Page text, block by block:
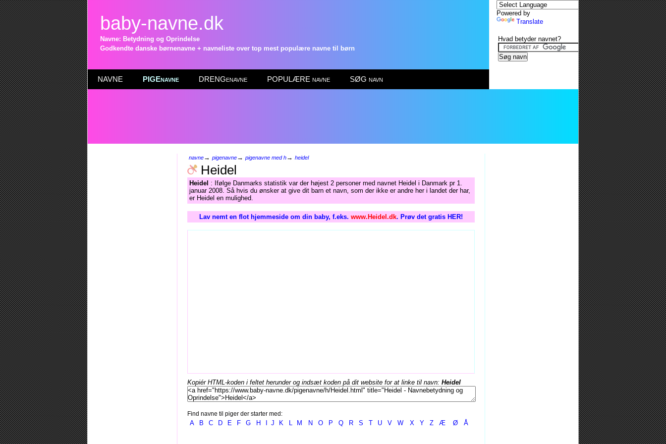
baby-navne.dk
Navne: Betydning og Oprindelse
Godkendte danske børnenavne + navneliste over top mest populære navne til børn
NAVNE PIGEnavne DRENGenavne POPULÆRE navne SØG navn
navne→ pigenavne→ pigenavne med h→ heidel
Heidel
Heidel : Ifølge Danmarks statistik var der højest 2 personer med navnet Heidel i Danmark pr 1.
januar 2008. Så hvis du ønsker at give dit barn et navn, som der ikke er andre her i landet der har,
er Heidel en mulighed.
Lav nemt en flot hjemmeside om din baby, f.eks. www.Heidel.dk. Prøv det gratis HER!
Kopiér HTML-koden i feltet herunder og indsæt koden på dit website for at linke til navn: Heidel
Find navne til piger der starter med:
A B C D E F G H J K L M N O P Q R S T U V W X Y Z Æ Ø Å
Powered by
Translate
Hvad betyder navnet?